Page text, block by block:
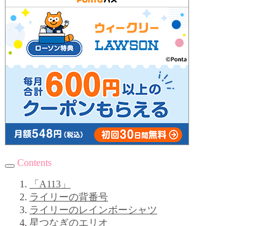
Contents
「A113」
ライリーの背番号
ライリーのレインボーシャツ
星つなぎのエリオ